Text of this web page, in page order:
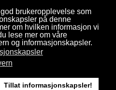
brukeropplevelse som
på denne
om hvilken informasjon vi
lese mer om våre
og informasjonskapsler.
Tillat informasjonskapsler!